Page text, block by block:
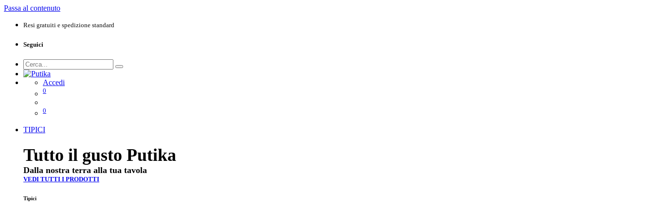
Passa al contenuto
Resi gratuiti e spedizione standard
Seguici
Accedi
0
0
TIPICI
Tutto il gusto Putika
Dalla nostra terra alla tua tavola
VEDI TUTTI I PRODOTTI
Tipici